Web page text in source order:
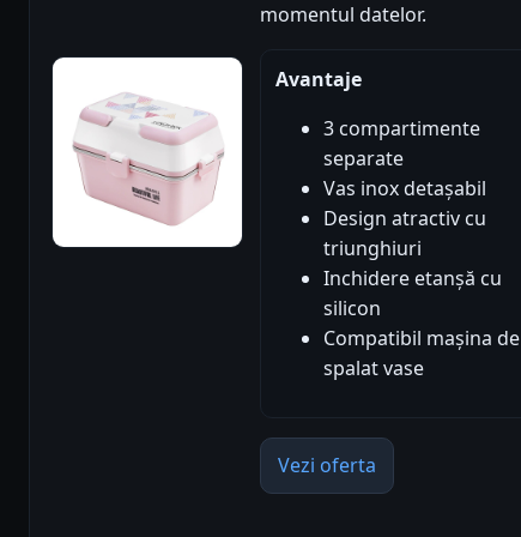
momentul datelor.
Avantaje
3 compartimente
separate
Vas inox detașabil
Design atractiv cu
triunghiuri
Inchidere etanșă cu
silicon
Compatibil mașina de
spalat vase
Vezi oferta